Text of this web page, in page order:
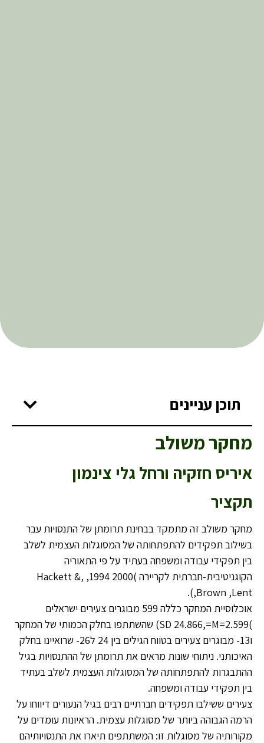
תוכן עניינים
מחקר משולב
איריס חזקיה ורחל גלי צינמון
תקציר
מחקר משולב זה מתמקד בבחינת תרומתן של התנסויות עבר
בשילוב תפקידים להתפתחותה של המסוגלות העצמית לשלב
בין תפקידי עבודה ומשפחה בעתיד על פי התאוריה
הקוגניטיבית-חברתית לקריירה )2000 1994, ,Hackett &
,Brown ,Lent).
אוכלוסיית המחקר כללה 599 מבוגרים צעירים ישראלים
)2.599=SD 24.866,=M) שהשתתפו בחלק הכמותי של המחקר
ו13- מבוגרים צעירים בטווח הגילים בין 24 ל26- שרואיינו בחלק
האיכותני. ניתוחי שונות מראים את תרומתן של ההתנסויות בגיל
ההתבגרות להתפתחותה של המסוגלות העצמית לשלב בעתיד
בין תפקידי עבודה ומשפחה.
צעירים ששילבו תפקידים חברתיים רבים בגיל הנעורים דיווחו על
הרמה הגבוהה ביותר של מסוגלות עצמית. הראיונות עומדים על
מקורותיה של מסוגלות זו: המשתתפים תיארו את התנסויותיהם